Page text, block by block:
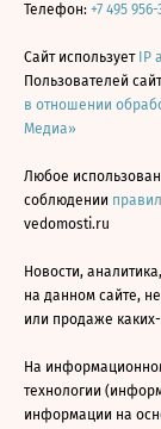
Телефон: +7 495
Сайт использует
Пользователей
в отношении
Медиа»
Любое
соблюдении
vedomosti.ru
Новости,
на данном сайте,
или продаже
На
технологии
информации на